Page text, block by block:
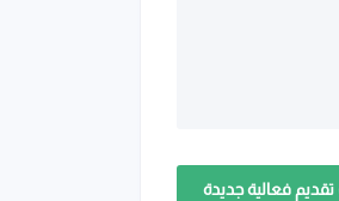
فعالية جديدة